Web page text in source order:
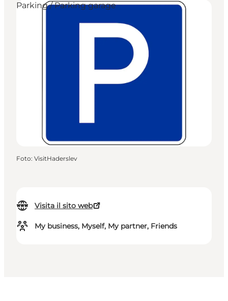
Visita il sito web
My business, Myself, My partner, Friends
Parking / Parking garage
Foto: VisitHaderslev